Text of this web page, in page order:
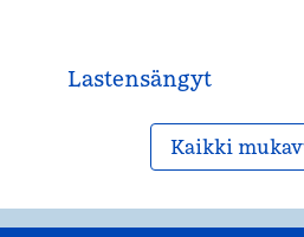
Lastensängyt
Kaikki